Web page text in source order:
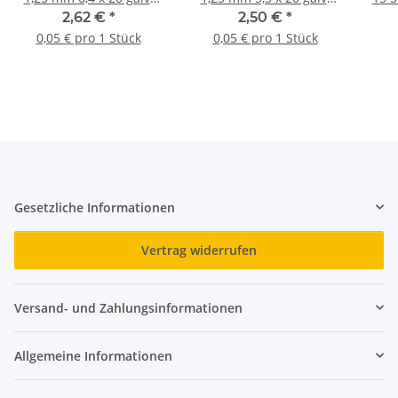
verz. 50 St.
2,62 € *
0,05 € pro 1 Stück
verz. 50 St.
2,50 € *
0,05 € pro 1 Stück
Gesetzliche Informationen
Vertrag widerrufen
Versand- und Zahlungsinformationen
Allgemeine Informationen